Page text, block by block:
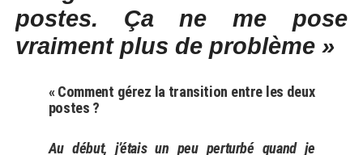
postes. Ça ne me pose
vraiment plus de problème »
« Comment gérez la transition entre les deux
postes ?
Au début, j’étais un peu perturbé quand je